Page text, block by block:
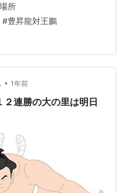
撲を観ていた私は、時間
豊昇龍は気合いが入り過
一方の王鵬は、何時もど
出方を冷静に見抜こうと
いから力の入った豊昇龍
出たが、…
所
#豊昇龍対王鵬
• 1年前
連勝の大の里は明日